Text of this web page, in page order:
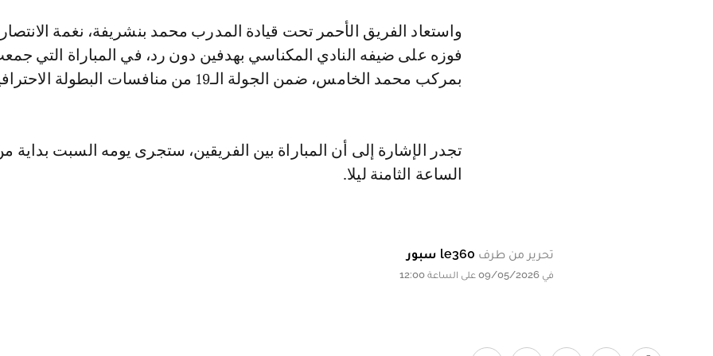
واستعاد الفريق الأحمر تحت قيادة المدرب محمد بنشريفة، نغمة
فوزه على ضيفه النادي المكناسي بهدفين دون رد، في المباراة التي
بمركب محمد الخامس، ضمن الجولة الـ19 من منافسات البطولة الاحترافية.
تجدر الإشارة إلى أن المباراة بين الفريقين، ستجرى يومه السبت بداية
الساعة الثامنة ليلا.
تحرير من طرف le360 سبور
في 09/05/2026 على الساعة 12:00